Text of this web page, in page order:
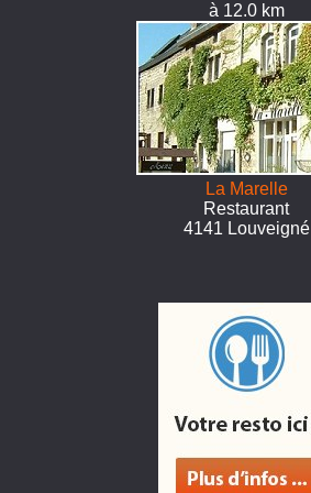
à 12.0 km
La Marelle
Restaurant
4141 Louveigné